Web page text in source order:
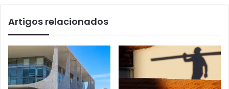
Artigos relacionados